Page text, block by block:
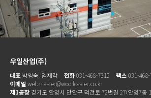
우일산업(주)
대표 박영숙, 임재각 전화031-468-7312 팩스 031-
이메일 webmaster@wooilcaster.co.kr
제1공장 경기도 안양시 만안구 덕천로 72번길 27(안양7동